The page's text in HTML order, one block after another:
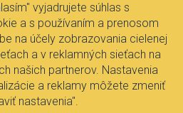
vyjadrujete súhlas s
a s používaním a prenosom
na účely zobrazovania cielenej
a v reklamných sieťach na
našich partnerov. Nastavenia
a reklamy môžete zmeniť
nastavenia".